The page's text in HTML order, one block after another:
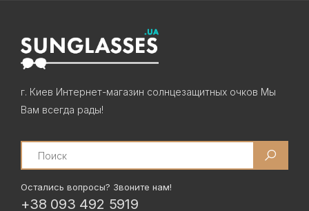
г. Киев Интернет-магазин солнцезащитных очков Мы
Вам всегда рады!
Search
Остались вопросы? Звоните нам!
+38 093 492 5919